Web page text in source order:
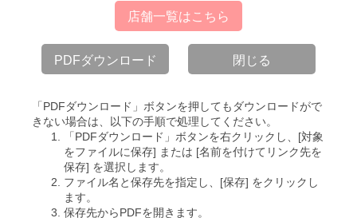
店舗一覧はこちら
PDFダウンロード 閉じる
「PDFダウンロード」ボタンを押してもダウンロードがで
きない場合は、以下の手順で処理してください。
「PDFダウンロード」ボタンを右クリックし、[対象
をファイルに保存] または [名前を付けてリンク先を
保存] を選択します。
ファイル名と保存先を指定し、[保存] をクリックし
ます。
保存先からPDFを開きます。